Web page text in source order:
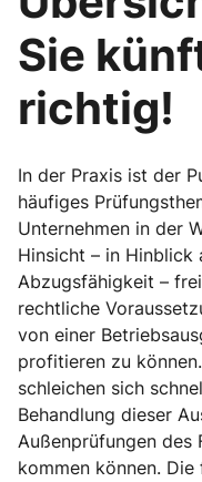
Sie
richtig!
In der Praxis ist der
häufiges
Unternehmen in der
Hinsicht – in Hinblick
Abzugsfähigkeit –
rechtliche
von einer
profitieren zu
schleichen sich
Behandlung dieser
Außenprüfungen des
kommen können.